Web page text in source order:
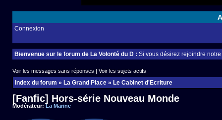
Connexion
Bienvenue sur le forum de La Volonté du D : Si vous désirez rejoindre
Voir les messages sans réponses | Voir les sujets actifs
Index du forum » La Grand Place » Le Cabinet d'Ecriture
[Fanfic] Hors-série Nouveau Monde
Modérateur:La Marine